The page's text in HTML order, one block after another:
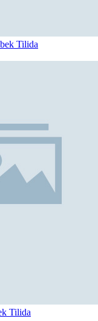
Tilida
Tilida